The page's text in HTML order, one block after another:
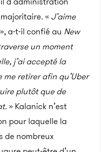
« J’aime
a-t-il confié au New
un moment
j’ai accepté la
retirer afin qu’Uber
plutôt que de
» Kalanick n’est
pour laquelle la
de nombreux